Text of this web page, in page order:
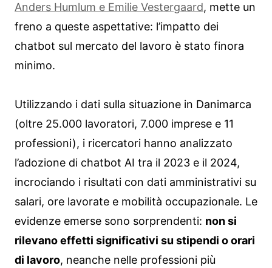
Anders Humlum e Emilie Vestergaard, mette un
freno a queste aspettative: l’impatto dei
chatbot sul mercato del lavoro è stato finora
minimo.
Utilizzando i dati sulla situazione in Danimarca
(oltre 25.000 lavoratori, 7.000 imprese e 11
professioni), i ricercatori hanno analizzato
l’adozione di chatbot AI tra il 2023 e il 2024,
incrociando i risultati con dati amministrativi su
salari, ore lavorate e mobilità occupazionale. Le
evidenze emerse sono sorprendenti: non si
rilevano effetti significativi su stipendi o orari
di lavoro, neanche nelle professioni più